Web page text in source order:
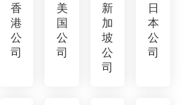
香
港
公
司
美
国
公
司
新
加
坡
公
司
日
本
公
司